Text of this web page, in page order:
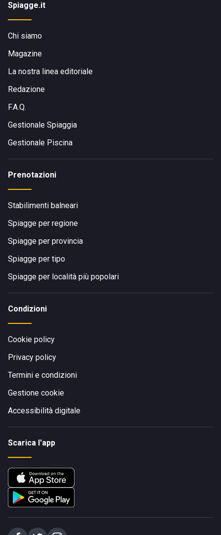
Spiagge.it
Chi siamo
Magazine
La nostra linea editoriale
Redazione
F.A.Q.
Gestionale Spiaggia
Gestionale Piscina
Prenotazioni
Stabilimenti balneari
Spiagge per regione
Spiagge per provincia
Spiagge per tipo
Spiagge per località più popolari
Condizioni
Cookie policy
Privacy policy
Termini e condizioni
Gestione cookie
Accessibilità digitale
Scarica l'app